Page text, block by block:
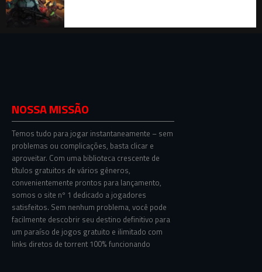
NOSSA MISSÃO
Temos tudo para jogar instantaneamente – sem
problemas ou complicações, basta clicar e
aproveitar. Com uma biblioteca crescente de
títulos gratuitos de vários gêneros,
convenientemente prontos para lançamento,
somos o site nº 1 dedicado a jogadores
satisfeitos. Sem nenhum problema, você pode
facilmente descobrir seu destino definitivo para
um paraíso de jogos gratuito e ilimitado com
links diretos de torrent 100% funcionando